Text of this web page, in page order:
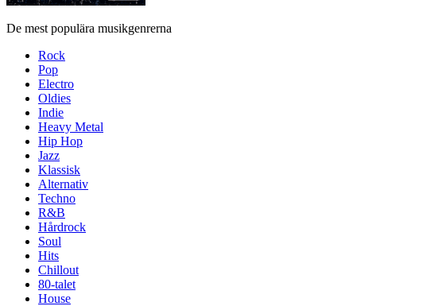
De mest populära musikgenrerna
Rock
Pop
Electro
Oldies
Indie
Heavy Metal
Hip Hop
Jazz
Klassisk
Alternativ
Techno
R&B
Hårdrock
Soul
Hits
Chillout
80-talet
House